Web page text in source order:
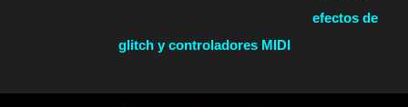
efectos de
glitch y controladores MIDI